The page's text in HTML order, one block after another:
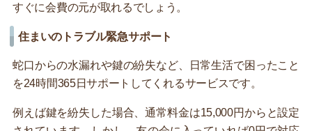
すぐに会費の元が取れるでしょう。
住まいのトラブル緊急サポート
蛇口からの水漏れや鍵の紛失など、日常生活で困ったこと
を24時間365日サポートしてくれるサービスです。
例えば鍵を紛失した場合、通常料金は15,000円からと設定